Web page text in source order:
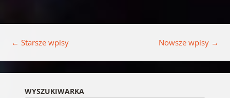
← Starsze wpisy Nowsze wpisy →
WYSZUKIWARKA